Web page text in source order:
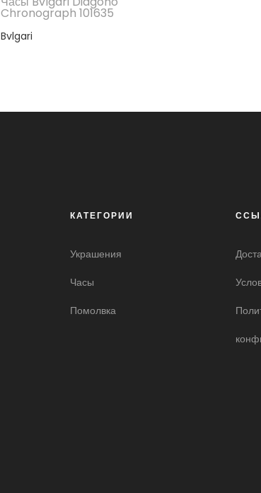
Chronograph 101635
Bvlgari
КАТЕГОРИИ
Украшения
Часы
Помолвка